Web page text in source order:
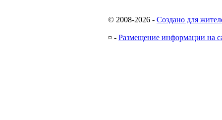
© 2008-2026 - Создано для
¤ - Размещение информации на